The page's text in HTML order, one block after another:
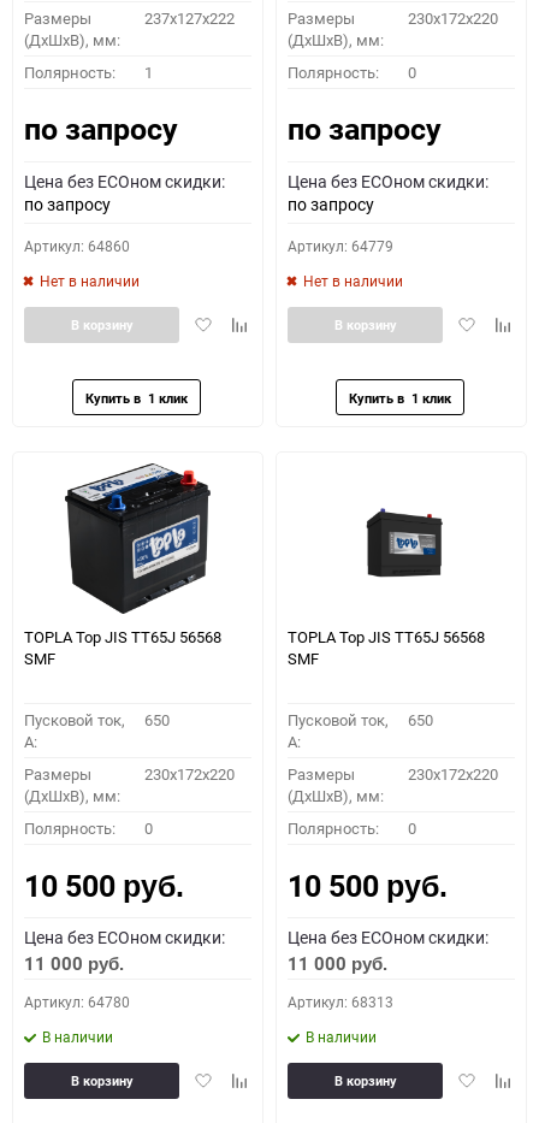
Размеры
(ДхШхВ), мм:
237x127x222
Полярность: 1
по запросу
Цена без ECOном скидки:
по запросу
Артикул: 64860
Нет в наличии
ДобавитьДобавить
В корзину
Размеры
(ДхШхВ), мм:
230x172x220
Полярность: 0
по запросу
Цена без ECOном скидки:
по запросу
Артикул: 64779
Нет в наличии
Добавить
В корзину
TOPLA Top JIS TT65J 56568
SMF
Пусковой ток,
A:
650
Размеры
(ДхШхВ), мм:
230x172x220
Полярность: 0
10 500 руб.
Цена без ECOном скидки:
11 000 руб.
Артикул: 64780
В наличии
ДобавитьДобавить
В корзину
TOPLA Top JIS TT65J 56568
SMF
Пусковой ток,
A:
650
Размеры
(ДхШхВ), мм:
230x172x220
Полярность: 0
10 500 руб.
Цена без ECOном скидки:
11 000 руб.
Артикул: 68313
В наличии
Добавить
В корзину